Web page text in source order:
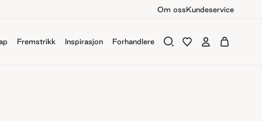
Om ossKundeservice
Fremstrikk Inspirasjon Forhandlere